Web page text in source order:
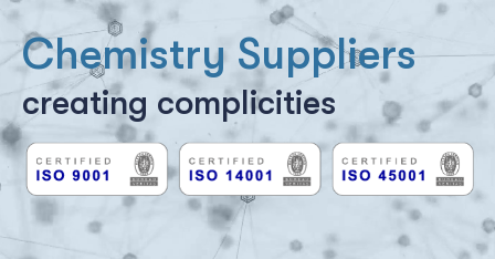
Chemistry Suppliers
creating complicities